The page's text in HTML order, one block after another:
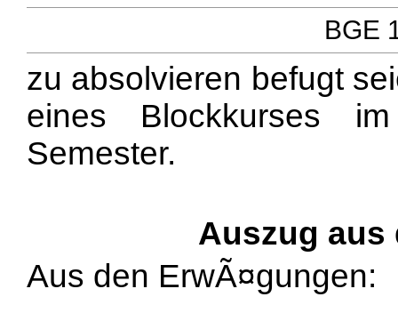
BGE
zu absolvieren befugt
eines Blockkurses
Semester.
Auszug aus
Aus den ErwÃ¤gungen: